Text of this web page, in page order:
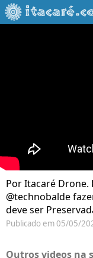
Por Itacaré Drone.
@technobalde
deve ser
Publicado em 05/05/
Outros videos na